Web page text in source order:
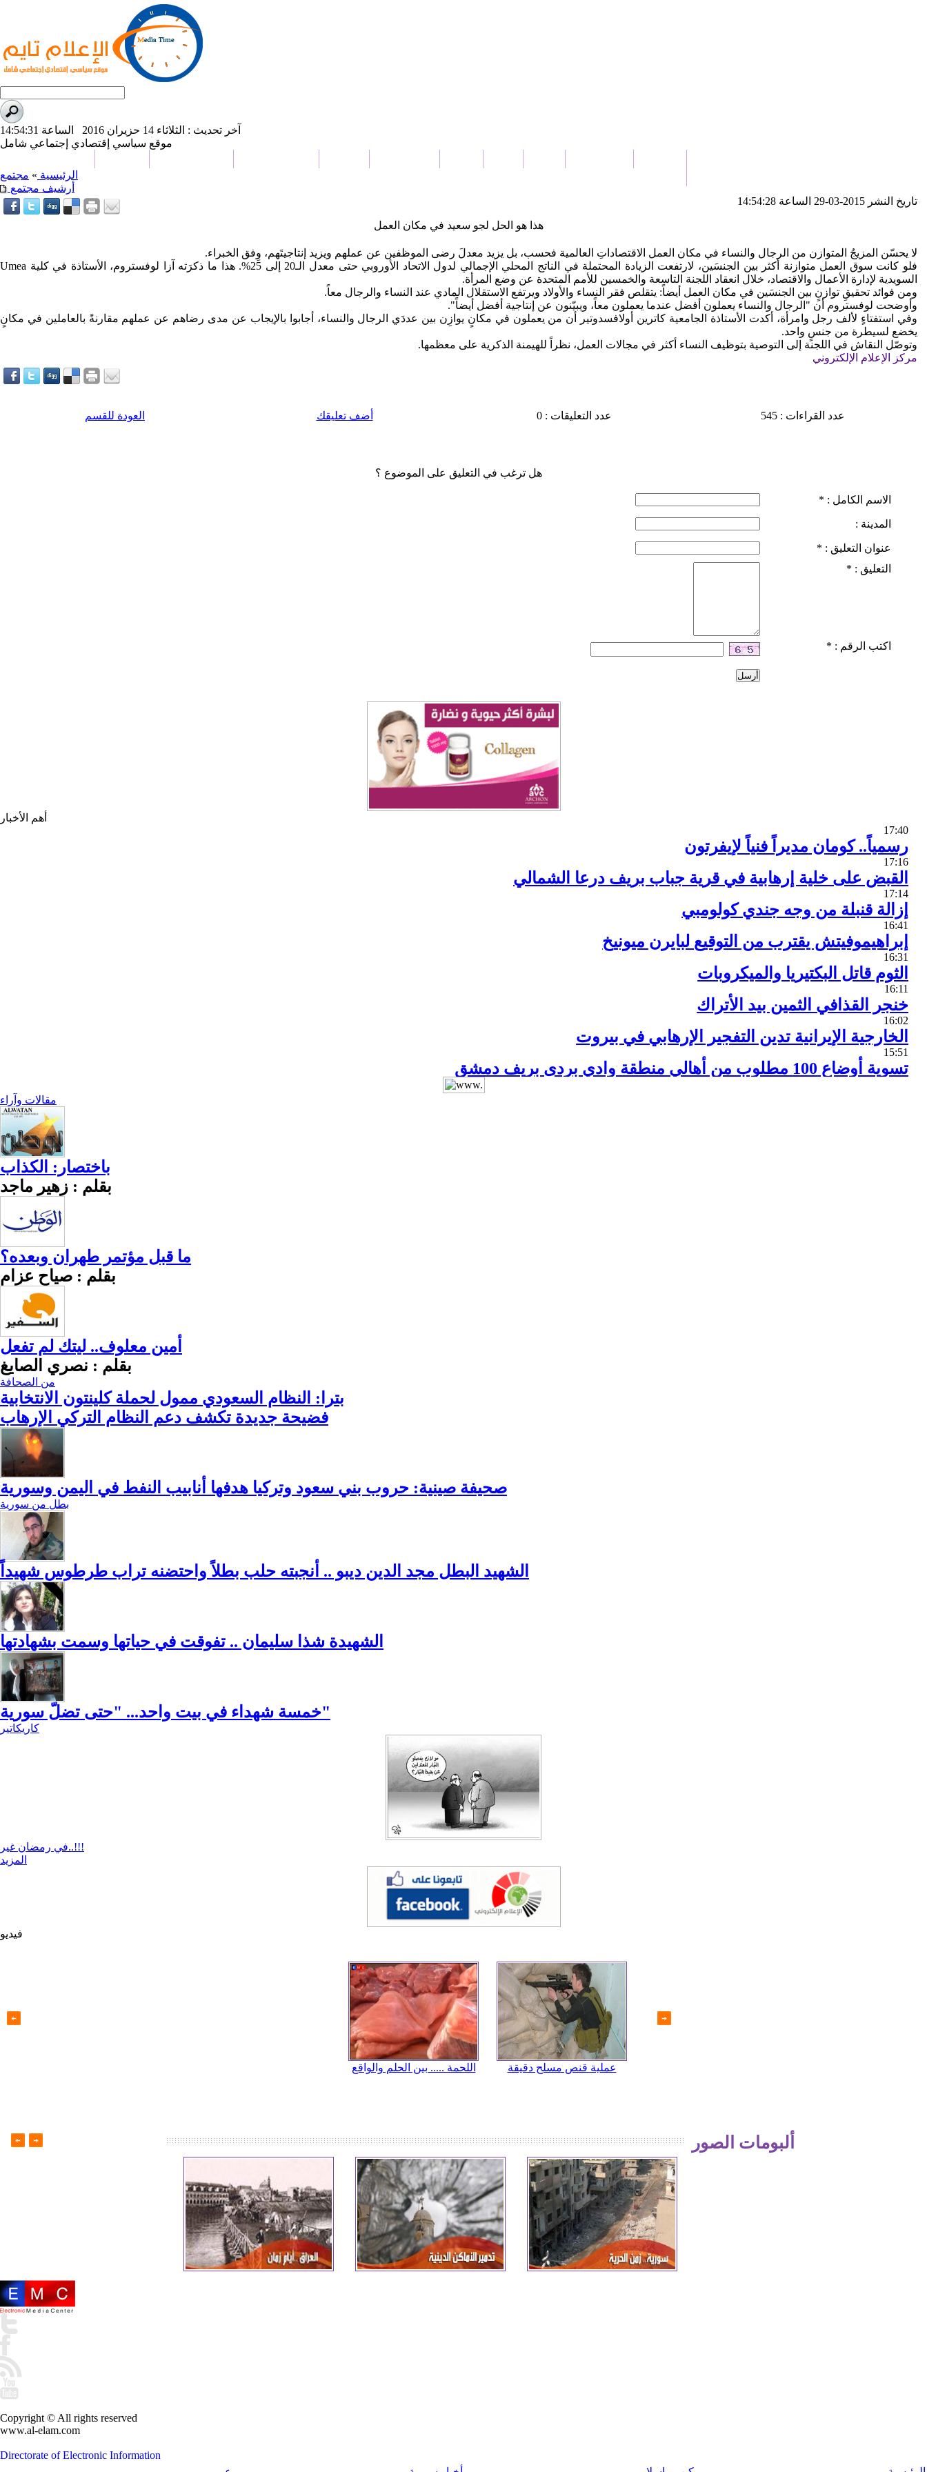
آخر تحديث : الثلاثاء 14 حزيران 2016 الساعة 14:54:31
موقع سياسي إقتصادي إجتماعي شامل
الرئيسية » مجتمع
أرشيف مجتمع
تاريخ النشر 2015-03-29 الساعة 14:54:28
هذا هو الحل لجو سعيد في مكان العمل
لا يحسّن المزيجُ المتوازن من الرجال والنساء في مكان العمل الاقتصاداتِ العالمية فحسب، بل يزيد معدلَ رضى الموظفين عن عملهم ويزيد إنتاجيتَهم، وِفق الخبراء.
فلو كانت سوق العمل متوازنة أكثر بين الجنسَين، لارتفعت الزيادة المحتملة في الناتج المحلي الإجمالي لدول الاتحاد الأوروبي حتى معدل الـ20 إلى 25%. هذا ما ذكرَته آزا لوفستروم، الأستاذة في كلية Umea
السويدية لإدارة الأعمال والاقتصاد، خلال انعقاد اللجنة التاسعة والخمسين للأمم المتحدة عن وضع المرأة.
ومن فوائد تحقيقِ توازنٍ بين الجنسَين في مكان العمل أيضاً: يتقلص فقر النساء والأولاد ويرتفع الاستقلال المادي عند النساء والرجال معاً.
وأوضحت لوفستروم أن "الرجال والنساء يعملون أفضل عندما يعملون معاً، ويبيّنون عن إنتاجية أفضل أيضاً".
وفي استفتاءٍ لألف رجل وامرأة، أكدت الأستاذة الجامعية كاترين أولافسدوتير أن من يعملون في مكانٍ يوازِن بين عددَي الرجال والنساء، أجابوا بالإيجاب عن مدى رضاهم عن عملهم مقارنةً بالعاملين في مكانٍ
يخضع لسيطرة من جنسٍ واحد.
وتوصّل النقاش في اللجنة إلى التوصية بتوظيف النساء أكثر في مجالات العمل، نظراً للهيمنة الذكرية على معظمها.
مركز الإعلام الإلكتروني
العودة للقسم أضف تعليقك عدد التعليقات : 0 عدد القراءات : 545
هل ترغب في التعليق على الموضوع ؟
الاسم الكامل : *
المدينة :
عنوان التعليق : *
التعليق : *
اكتب الرقم : *
أهم الأخبار
17:40
رسمياً.. كومان مديراً فنياً لإيفرتون
17:16
القبض على خلية إرهابية في قرية جباب بريف درعا الشمالي
17:14
إزالة قنبلة من وجه جندي كولومبي
16:41
إبراهيموفيتش يقترب من التوقيع لبايرن ميونيخ
16:31
الثوم قاتل البكتيريا والميكروبات
16:11
خنجر القذافي الثمين بيد الأتراك
16:02
الخارجية الإيرانية تدين التفجير الإرهابي في بيروت
15:51
تسوية أوضاع 100 مطلوب من أهالي منطقة وادي بردى بريف دمشق
مقالات وآراء
باختصار: الكذاب
بقلم : زهير ماجد
ما قبل مؤتمر طهران وبعده؟
بقلم : صياح عزام
أمين معلوف.. ليتك لم تفعل
بقلم : نصري الصايغ
من الصحافة
بترا: النظام السعودي ممول لحملة كلينتون الانتخابية
فضيحة جديدة تكشف دعم النظام التركي الإرهاب
صحيفة صينية: حروب بني سعود وتركيا هدفها أنابيب النفط في اليمن وسورية
بطل من سورية
الشهيد البطل مجد الدين ديبو .. أنجبته حلب بطلاً واحتضنه تراب طرطوس شهيداً
الشهيدة شذا سليمان .. تفوقت في حياتها وسمت بشهادتها
خمسة شهداء في بيت واحد... "حتى تضلّ سورية"
كاريكاتير
في رمضان غير..!!!
المزيد
فيديو
اللحمة ..... بين الحلم والواقع عملية قنص مسلح دقيقة
ألبومات الصور
Copyright © All rights reserved
www.al-elam.com
Directorate of Electronic Information